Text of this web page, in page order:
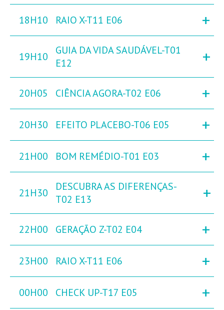
18H10 RAIO X-T11 E06 +
19H10
GUIA DA VIDA SAUDÁVEL-T01
E12
+
20H05 CIÊNCIA AGORA-T02 E06 +
20H30 EFEITO PLACEBO-T06 E05 +
21H00 BOM REMÉDIO-T01 E03 +
21H30
DESCUBRA AS DIFERENÇAS-
T02 E13
+
22H00 GERAÇÃO Z-T02 E04 +
23H00 RAIO X-T11 E06 +
00H00 CHECK UP-T17 E05 +